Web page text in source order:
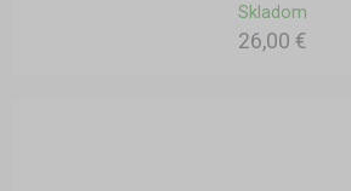
Skladom
26,00 €